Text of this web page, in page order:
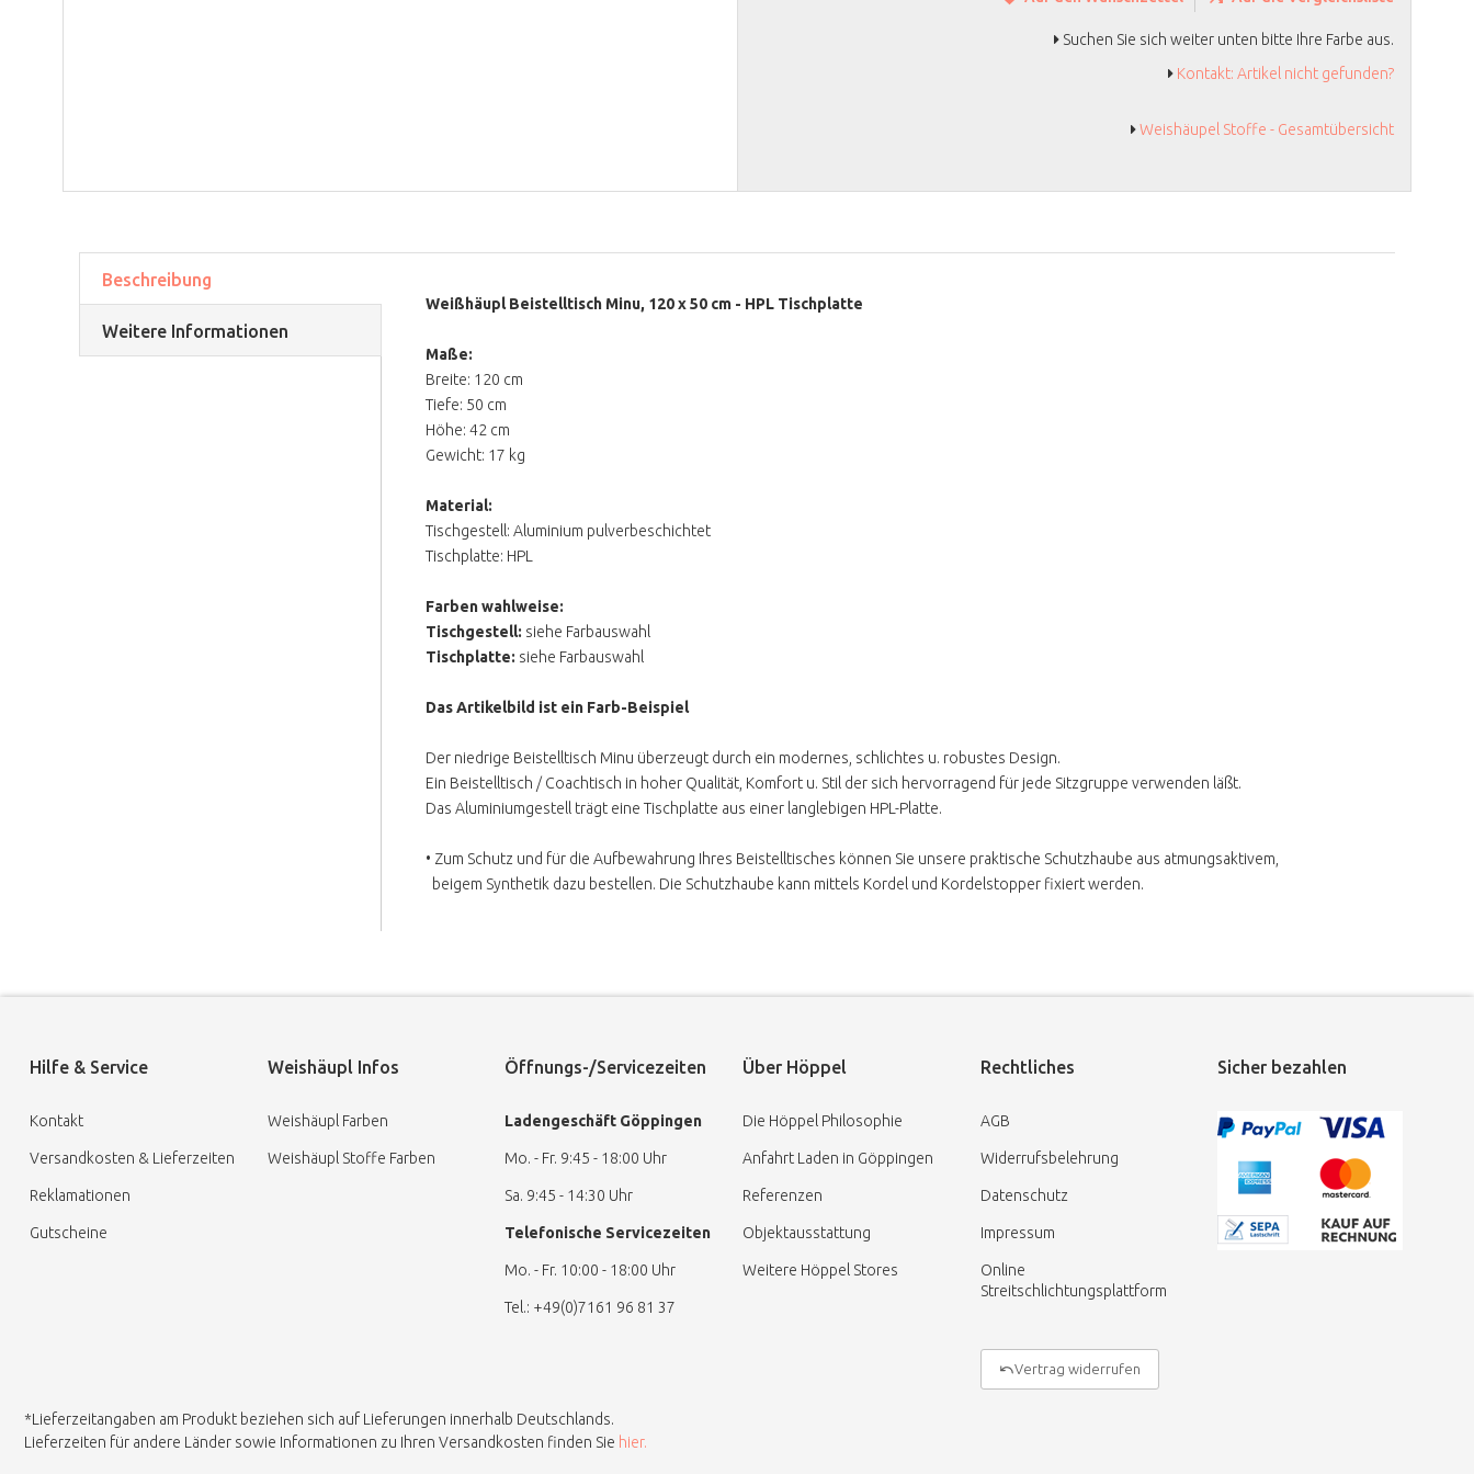
Suchen Sie sich weiter unten bitte Ihre Farbe aus.
Kontakt: Artikel nicht gefunden?
Weishäupel Stoffe - Gesamtübersicht
Beschreibung
Weitere Informationen
Weißhäupl Beistelltisch Minu, 120 x 50 cm - HPL Tischplatte
Maße:
Breite: 120 cm
Tiefe: 50 cm
Höhe: 42 cm
Gewicht: 17 kg
Material:
Tischgestell: Aluminium pulverbeschichtet
Tischplatte: HPL
Farben wahlweise:
Tischgestell: siehe Farbauswahl
Tischplatte: siehe Farbauswahl
Das Artikelbild ist ein Farb-Beispiel
Der niedrige Beistelltisch Minu überzeugt durch ein modernes, schlichtes u. robustes Design.
Ein Beistelltisch / Coachtisch in hoher Qualität, Komfort u. Stil der sich hervorragend für jede Sitzgruppe verwenden läßt.
Das Aluminiumgestell trägt eine Tischplatte aus einer langlebigen HPL-Platte.
• Zum Schutz und für die Aufbewahrung Ihres Beistelltisches können Sie unsere praktische Schutzhaube aus atmungsaktivem,
beigem Synthetik dazu bestellen. Die Schutzhaube kann mittels Kordel und Kordelstopper fixiert werden.
Hilfe & Service
Kontakt
Versandkosten & Lieferzeiten
Reklamationen
Gutscheine
Weishäupl Infos
Weishäupl Farben
Weishäupl Stoffe Farben
Öffnungs-/Servicezeiten
Ladengeschäft Göppingen
Mo. - Fr. 9:45 - 18:00 Uhr
Sa. 9:45 - 14:30 Uhr
Telefonische Servicezeiten
Mo. - Fr. 10:00 - 18:00 Uhr
Tel.: +49(0)7161 96 81 37
Über Höppel
Die Höppel Philosophie
Anfahrt Laden in Göppingen
Referenzen
Objektausstattung
Weitere Höppel Stores
Rechtliches
AGB
Widerrufsbelehrung
Datenschutz
Impressum
Online
Streitschlichtungsplattform
Vertrag widerrufen
Sicher bezahlen
*Lieferzeitangaben am Produkt beziehen sich auf Lieferungen innerhalb Deutschlands.
Lieferzeiten für andere Länder sowie Informationen zu Ihren Versandkosten finden Sie hier.